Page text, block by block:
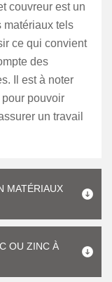
couvreur est un
matériaux tels
ce qui convient
des
Il est à noter
pouvoir
un travail
MATÉRIAUX
OU ZINC À